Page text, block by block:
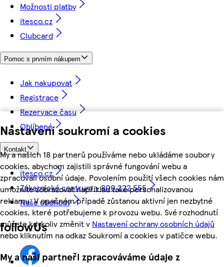
Nastavení soukromí a cookies
My a našich 18 partnerů používáme nebo ukládáme soubory
cookies, abychom zajistili správné fungování webu a
zpracovali osobní údaje. Povolením použití všech cookies nám
umožníte zobrazovat například také personalizovanou
reklamu. V opačném případě zůstanou aktivní jen nezbytné
cookies, které potřebujeme k provozu webu. Své rozhodnutí
můžete kdykoliv změnit v Nastavení ochrany osobních údajů
nebo kliknutím na odkaz Soukromí a cookies v patičce webu.
My a naši partneři zpracováváme údaje z
Možnosti platby
itesco.cz
Clubcard
Pomoc s prvním nákupem
Jak nakupovat
Registrace
Rezervace času
Oblíbené
Kontakt
itesco.cz
Zákaznické centrum - 800 222 555
Naše obchody
followUs